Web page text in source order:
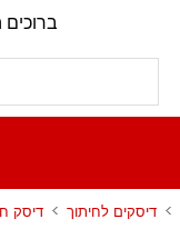
דיסקים לחיתוך דיסק